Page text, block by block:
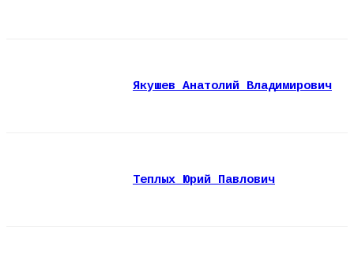
Якушев Анатолий Владимирович
Теплых Юрий Павлович